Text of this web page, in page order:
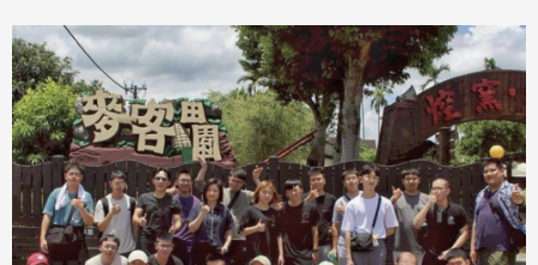
分享
至
Fac
eBo
ok
分享
至
Line